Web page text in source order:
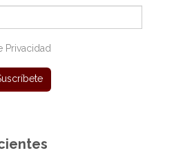
Privacidad